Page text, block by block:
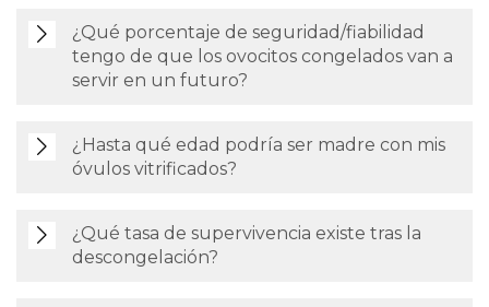
¿Qué porcentaje de seguridad/fiabilidad
tengo de que los ovocitos congelados van a
servir en un futuro?
¿Hasta qué edad podría ser madre con mis
óvulos vitrificados?
¿Qué tasa de supervivencia existe tras la
descongelación?